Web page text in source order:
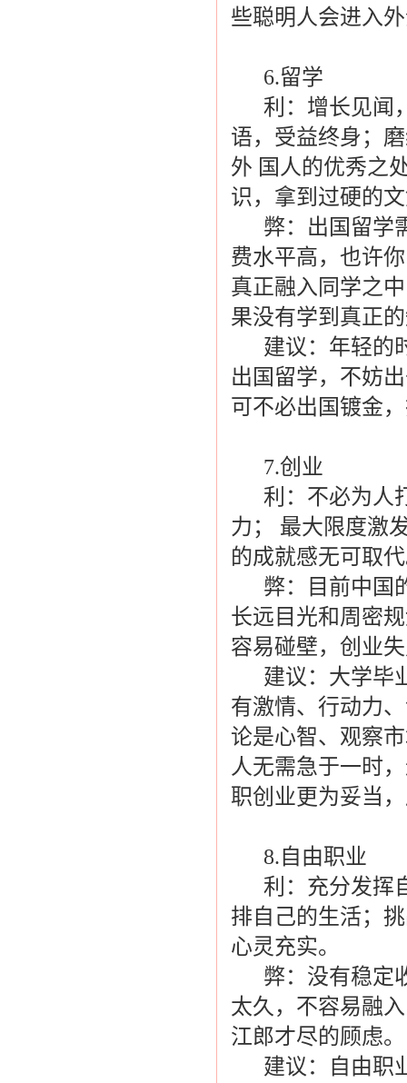
些聪明人会进入
6.留学
利：增长见闻
语，受益终身；
外 国人的优秀之
识，拿到过硬的
弊：出国留学
费水平高，也许
真正融入同学之
果没有学到真正
建议：年轻的
出国留学，不妨
可不必出国镀金
7.创业
利：不必为人
力； 最大限度激
的成就感无可取
弊：目前中国
长远目光和周密
容易碰壁，创业
建议：大学毕
有激情、行动力
论是心智、观察
人无需急于一时
职创业更为妥当
8.自由职业
利：充分发挥
排自己的生活；
心灵充实。
弊：没有稳定
太久，不容易融
江郎才尽的顾虑。
建议：自由职业